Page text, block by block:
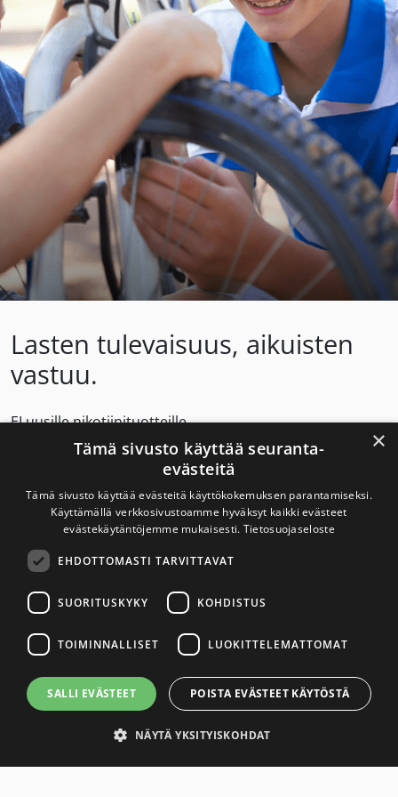
Lasten tulevaisuus, aikuisten
vastuu.
EI uusille nikotiinituotteille.
Savuton Suomi 2030
tavoitteena on tupakaton ja nikotiiniton Suomi.
Yhteystiedot
Tietosuojaseloste
Saavutettavuusseloste
×
Tämä sivusto käyttää seuranta-
evästeitä
Tämä sivusto käyttää evästeitä käyttökokemuksen parantamiseksi.
Käyttämällä verkkosivustoamme hyväksyt kaikki evästeet
evästekäytäntöjemme mukaisesti. Tietosuojaseloste
EHDOTTOMASTI TARVITTAVAT
SUORITUSKYKY KOHDISTUS
TOIMINNALLISET LUOKITTELEMATTOMAT
SALLI EVÄSTEET POISTA EVÄSTEET KÄYTÖSTÄ
NÄYTÄ YKSITYISKOHDAT